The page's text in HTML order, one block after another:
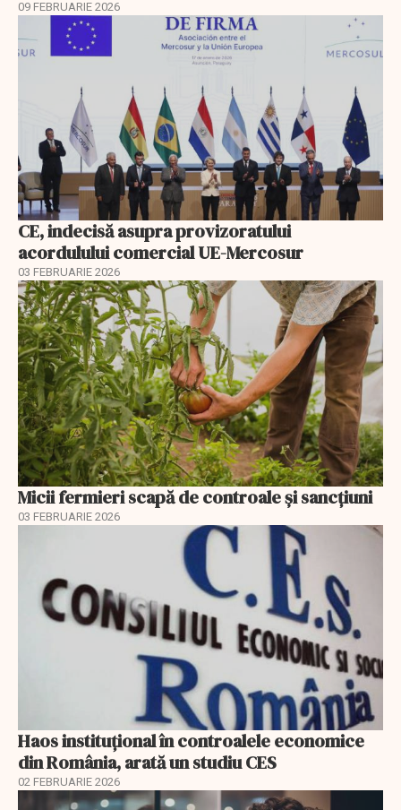
09 FEBRUARIE 2026
CE, indecisă asupra provizoratului
acordulului comercial UE-Mercosur
03 FEBRUARIE 2026
Micii fermieri scapă de controale și sancțiuni
03 FEBRUARIE 2026
Haos instituțional în controalele economice
din România, arată un studiu CES
02 FEBRUARIE 2026